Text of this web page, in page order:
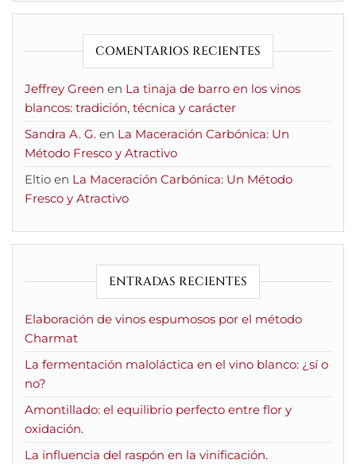
COMENTARIOS RECIENTES
Jeffrey Green en La tinaja de barro en los vinos
blancos: tradición, técnica y carácter
Sandra A. G. en La Maceración Carbónica: Un
Método Fresco y Atractivo
Eltio en La Maceración Carbónica: Un Método
Fresco y Atractivo
ENTRADAS RECIENTES
Elaboración de vinos espumosos por el método
Charmat
La fermentación maloláctica en el vino blanco: ¿sí o
no?
Amontillado: el equilibrio perfecto entre flor y
oxidación.
La influencia del raspón en la vinificación.